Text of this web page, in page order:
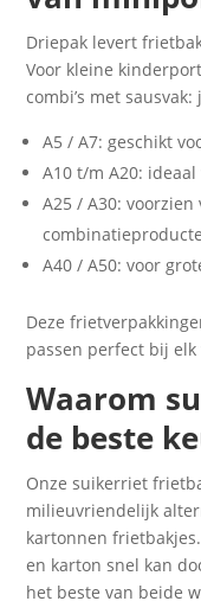
Driepak levert
Voor kleine
combi’s met
A5 / A7: geschikt
A10 t/m A20:
A25 / A30:
A40 / A50: voor
Deze
passen perfect bij
Waarom
de beste
Onze suikerriet
milieuvriendelijk
kartonnen
en karton snel kan
het beste van beide